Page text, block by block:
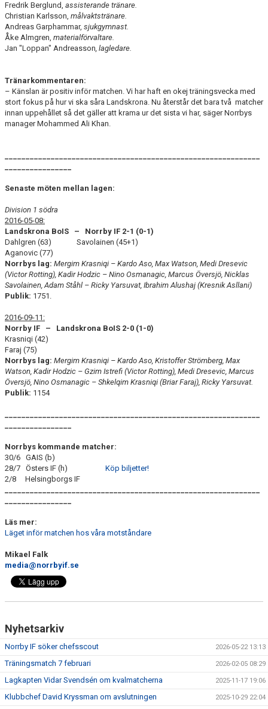
Fredrik Berglund, assisterande tränare.
Christian Karlsson, målvaktstränare.
Andreas Garphammar, sjukgymnast.
Åke Almgren, materialförvaltare.
Jan "Loppan" Andreasson, lagledare.
Tränarkommentaren:
– Känslan är positiv inför matchen. Vi har haft en okej träningsvecka med
stort fokus på hur vi ska såra Landskrona. Nu återstår det bara två matcher
innan uppehållet så det gäller att krama ur det sista vi har, säger Norrbys
manager Mohammed Ali Khan.
_____________________________________________________________
________________
Senaste möten mellan lagen:
Division 1 södra
2016-05-08:
Landskrona BoIS – Norrby IF 2-1 (0-1)
Dahlgren (63) Savolainen (45+1)
Aganovic (77)
Norrbys lag: Mergim Krasniqi – Kardo Aso, Max Watson, Medi Dresevic
(Victor Rotting), Kadir Hodzic – Nino Osmanagic, Marcus Översjö, Nicklas
Savolainen, Adam Ståhl – Ricky Yarsuvat, Ibrahim Alushaj (Kresnik Asllani)
Publik: 1751.
2016-09-11:
Norrby IF – Landskrona BoIS 2-0 (1-0)
Krasniqi (42)
Faraj (75)
Norrbys lag: Mergim Krasniqi – Kardo Aso, Kristoffer Strömberg, Max
Watson, Kadir Hodzic – Gzim Istrefi (Victor Rotting), Medi Dresevic, Marcus
Översjö, Nino Osmanagic – Shkelqim Krasniqi (Briar Faraj), Ricky Yarsuvat.
Publik: 1154
_____________________________________________________________
________________
Norrbys kommande matcher:
30/6 GAIS (b)
28/7 Östers IF (h) Köp biljetter!
2/8 Helsingborgs IF
_____________________________________________________________
________________
Läs mer:
Läget inför matchen hos våra motståndare
Mikael Falk
media@norrbyif.se
Nyhetsarkiv
Norrby IF söker chefsscout 2026-05-22 13:13
Träningsmatch 7 februari 2026-02-05 08:29
Lagkapten Vidar Svendsén om kvalmatcherna 2025-11-17 19:06
Klubbchef David Kryssman om avslutningen 2025-10-29 22:04